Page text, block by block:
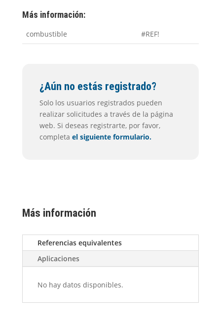
Más información:
combustible #REF!
¿Aún no estás registrado?
Solo los usuarios registrados pueden
realizar solicitudes a través de la página
web. Si deseas registrarte, por favor,
completa el siguiente formulario.
Más información
Referencias equivalentes
Aplicaciones
No hay datos disponibles.